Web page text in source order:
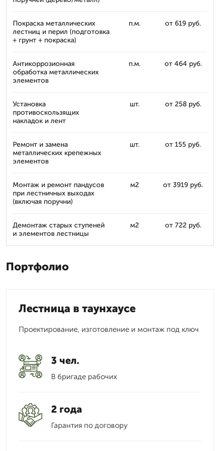
Покраска металлических
лестниц и перил (подготовка
+ грунт + покраска)
п.м. от 619 руб.
Антикоррозионная
обработка металлических
элементов
п.м. от 464 руб.
Установка
противоскользящих
накладок и лент
шт. от 258 руб.
Ремонт и замена
металлических крепежных
элементов
шт. от 155 руб.
Монтаж и ремонт пандусов
при лестничных выходах
(включая поручни)
м2 от 3919 руб.
Демонтаж старых ступеней
и элементов лестницы
м2 от 722 руб.
Портфолио
Лестница в таунхаусе
Проектирование, изготовление и монтаж под ключ
3 чел.
В бригаде рабочих
2 года
Гарантия по договору